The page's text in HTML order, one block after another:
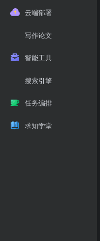
云端部署
写作论文
智能工具
搜索引擎
任务编排
求知学堂